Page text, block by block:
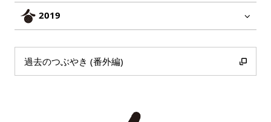
2019
過去のつぶやき (番外編)